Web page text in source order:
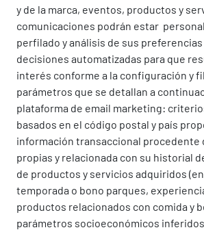
y de la marca, eventos, productos y
comunicaciones podrán estar
perfilado y análisis de sus
decisiones automatizadas para que
interés conforme a la configuración y
parámetros que se detallan a
plataforma de email marketing:
basados en el código postal y país
información transaccional procedente
propias y relacionada con su historial
de productos y servicios adquiridos
temporada o bono parques,
productos relacionados con comida y
parámetros socioeconómicos